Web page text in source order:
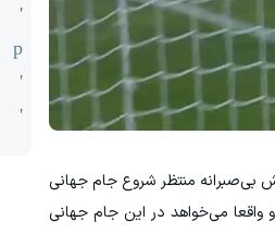
بی‌صبرانه منتظر شروع جام جهانی
واقعا می‌خواهد در این جام جهانی